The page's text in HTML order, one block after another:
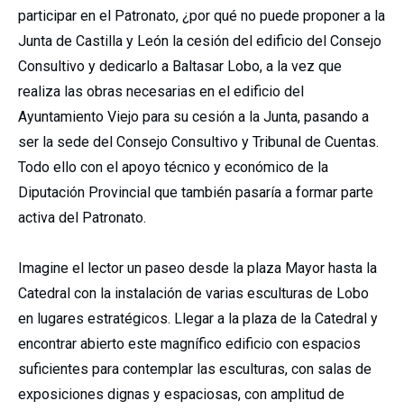
participar en el Patronato, ¿por qué no puede proponer a la
Junta de Castilla y León la cesión del edificio del Consejo
Consultivo y dedicarlo a Baltasar Lobo, a la vez que
realiza las obras necesarias en el edificio del
Ayuntamiento Viejo para su cesión a la Junta, pasando a
ser la sede del Consejo Consultivo y Tribunal de Cuentas.
Todo ello con el apoyo técnico y económico de la
Diputación Provincial que también pasaría a formar parte
activa del Patronato.
Imagine el lector un paseo desde la plaza Mayor hasta la
Catedral con la instalación de varias esculturas de Lobo
en lugares estratégicos. Llegar a la plaza de la Catedral y
encontrar abierto este magnífico edificio con espacios
suficientes para contemplar las esculturas, con salas de
exposiciones dignas y espaciosas, con amplitud de